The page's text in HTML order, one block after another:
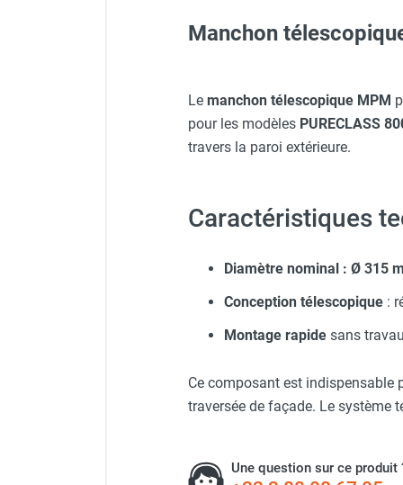
Déshydrateur
Neutraliseur d'odeur
Sèche-main et sèche-cheveux
Chauffage d'atelier fixe au fioul et
Aérotherme au fioul
Chauffage d'atelier fixe avec brûleur
Chauffage d'atelier suspendu
Chauffage suspendu au gaz
Purificateur d'air double flux
Purificateur d'air double flux
Manchon
Le manchon télescopique MPM
pour les modèles PURECLASS
travers la paroi extérieure.
Caractéristiques
Diamètre nominal : Ø 315
Conception télescopique :
Montage rapide sans
Ce composant est indispensable
traversée de façade. Le système
Une question sur ce produit